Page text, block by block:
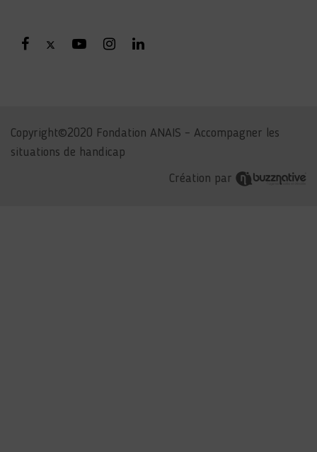
Copyright©2020 Fondation ANAIS – Accompagner les
situations de handicap
Création par